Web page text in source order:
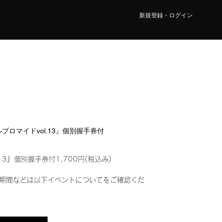
新規登録・ログイン
ロマイドvol.13』個別握手券付
』個別握手券付1,700円(税込み)
間などは以下イベントについてをご確認くだ